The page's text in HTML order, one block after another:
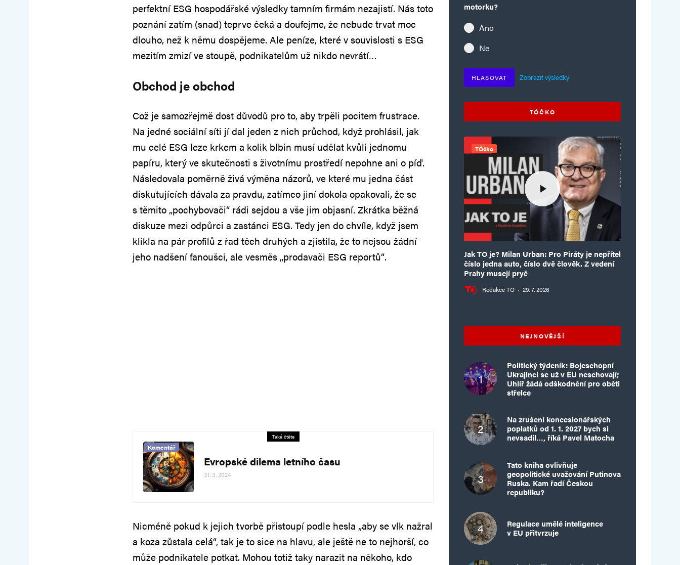
perfektní ESG hospodářské výsledky tamním firmám nezajistí. Nás toto
poznání zatím (snad) teprve čeká a doufejme, že nebude trvat moc
dlouho, než k němu dospějeme. Ale peníze, které v souvislosti s ESG
mezitím zmizí ve stoupě, podnikatelům už nikdo nevrátí…
Obchod je obchod
Což je samozřejmě dost důvodů pro to, aby trpěli pocitem frustrace.
Na jedné sociální síti jí dal jeden z nich průchod, když prohlásil, jak
mu celé ESG leze krkem a kolik blbin musí udělat kvůli jednomu
papíru, který ve skutečnosti s životnímu prostředí nepohne ani o píď.
Následovala poměrně živá výměna názorů, ve které mu jedna část
diskutujících dávala za pravdu, zatímco jiní dokola opakovali, že se
s těmito „pochybovači“ rádi sejdou a vše jim objasní. Zkrátka běžná
diskuze mezi odpůrci a zastánci ESG. Tedy jen do chvíle, když jsem
klikla na pár profilů z řad těch druhých a zjistila, že to nejsou žádní
jeho nadšení fanoušci, ale vesměs „prodavači ESG reportů“.
Také čtěte
Komentář
Evropské dilema letního času
31. 3. 2024
Nicméně pokud k jejich tvorbě přistoupí podle hesla „aby se vlk nažral
a koza zůstala celá“, tak je to sice na hlavu, ale ještě ne to nejhorší, co
může podnikatele potkat. Mohou totiž taky narazit na někoho, kdo
motorku?
Ano
Ne
HLASOVAT Zobrazit výsledky
TÓČKO
TÓčko
Jak TO je? Milan Urban: Pro Piráty je nepřítel
číslo jedna auto, číslo dvě člověk. Z vedení
Prahy musejí pryč
Redakce TO · 29. 7. 2026
NEJNOVĚJŠÍ
Politický týdeník: Bojeschopní
Ukrajinci se už v EU neschovají;
Uhlíř žádá odškodnění pro oběti
střelce
Na zrušení koncesionářských
poplatků od 1. 1. 2027 bych si
nevsadil…, říká Pavel Matocha
Tato kniha ovlivňuje
geopolitické uvažování Putinova
Ruska. Kam řadí Českou
republiku?
Regulace umělé inteligence
v EU přitvrzuje